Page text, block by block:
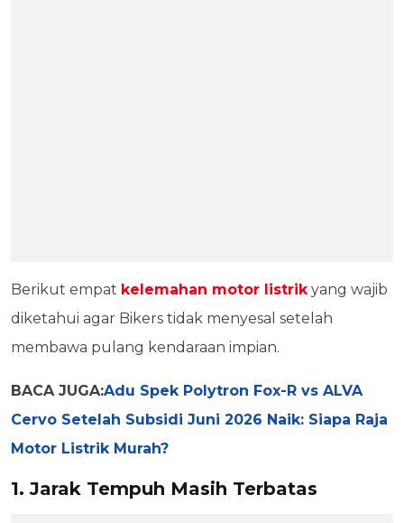
Berikut empat kelemahan motor listrikyang wajib
diketahui agar Bikers tidak menyesal setelah
membawa pulang kendaraan impian.
BACA JUGA:Adu Spek Polytron Fox-R vs ALVA
Cervo Setelah Subsidi Juni 2026 Naik: Siapa Raja
Motor Listrik Murah?
1. Jarak Tempuh Masih Terbatas